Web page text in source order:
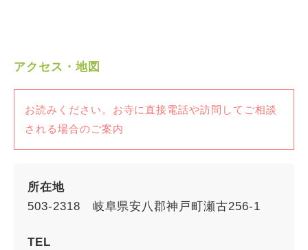
アクセス・地図
お読みください。お寺に直接電話や訪問してご相談
される場合のご案内
所在地
503-2318 岐阜県安八郡神戸町瀬古256-1
TEL